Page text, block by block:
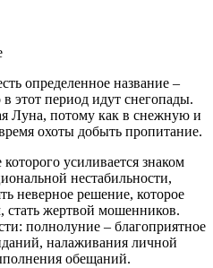
определенное название –
этот период идут снегопады.
Луна, потому как в снежную и
охоты добыть пропитание.
усиливается знаком
нестабильности,
неверное решение, которое
стать жертвой мошенников.
полнолуние – благоприятное
налаживания личной
обещаний.